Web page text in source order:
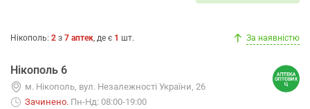
Нікополь: 2 з 7 аптек, де є 1 шт. За наявністю
Нікополь 6
м. Нікополь, вул. Незалежності України, 26
Зачинено. Пн-Нд: 08:00-19:00